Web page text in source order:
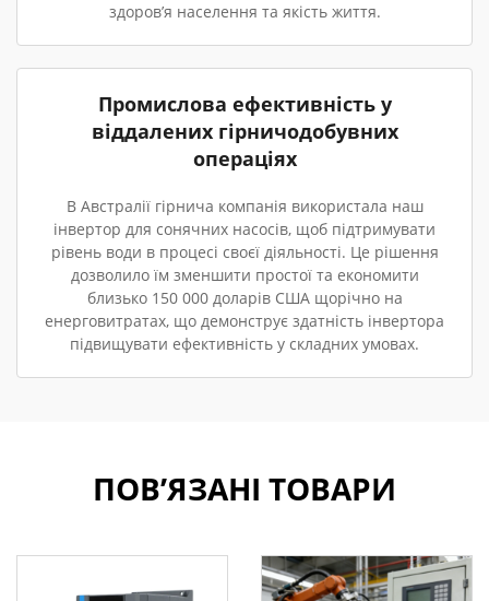
здоров’я населення та якість життя.
Промислова ефективність у
віддалених гірничодобувних
операціях
В Австралії гірнича компанія використала наш
інвертор для сонячних насосів, щоб підтримувати
рівень води в процесі своєї діяльності. Це рішення
дозволило їм зменшити простої та економити
близько 150 000 доларів США щорічно на
енерговитратах, що демонструє здатність інвертора
підвищувати ефективність у складних умовах.
ПОВ’ЯЗАНІ ТОВАРИ